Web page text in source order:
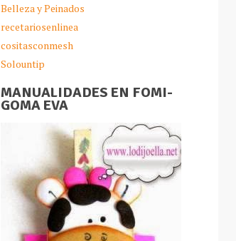
Belleza y Peinados
recetariosenlinea
cositasconmesh
Solountip
MANUALIDADES EN FOMI-
GOMA EVA